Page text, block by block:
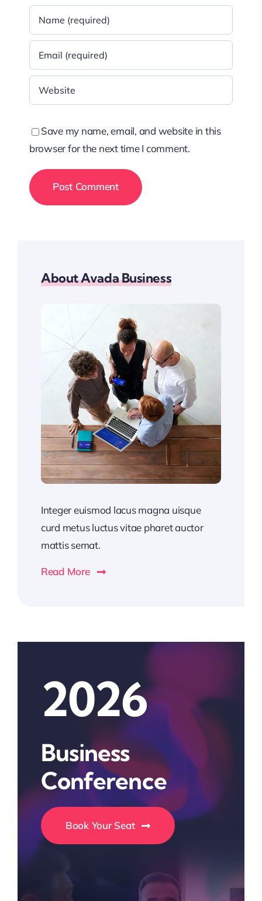
Save my name, email, and website in this
browser for the next time I comment.
About Avada Business
Integer euismod lacus magna uisque
curd metus luctus vitae pharet auctor
mattis semat.
Read More
2026
Business
Conference
Book Your Seat